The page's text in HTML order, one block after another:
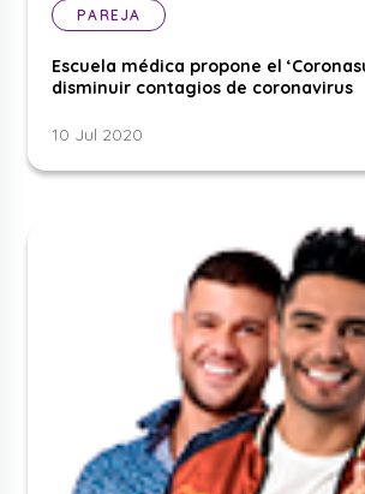
PAREJA
Escuela médica propone el
disminuir contagios de coronavirus
10 Jul 2020